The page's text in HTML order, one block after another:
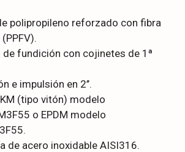
polipropileno reforzado con fibra
de fundición con cojinetes de 1ª
e impulsión en 2’’.
(tipo vitón) modelo
o EPDM modelo
de acero inoxidable AISI316.